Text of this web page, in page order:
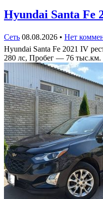
Hyundai Santa Fe
Сеть 08.08.2026 • Нет
Hyundai Santa Fe 2021 IV
280 лс, Пробег — 76